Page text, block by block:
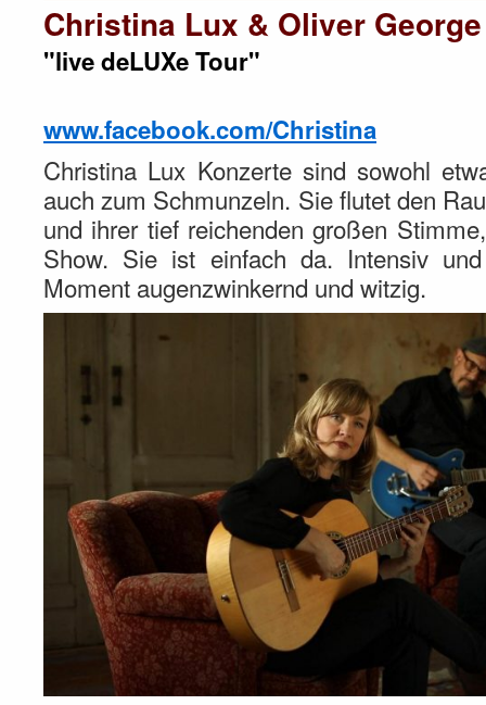
Christina Lux & Oliver George
"live deLUXe Tour"
www.facebook.com/Christina
Christina Lux Konzerte sind sowohl
auch zum Schmunzeln. Sie flutet den
und ihrer tief reichenden großen
Show. Sie ist einfach da. Intensiv
Moment augenzwinkernd und witzig.